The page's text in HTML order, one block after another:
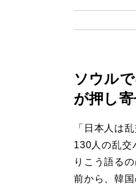
ソウル
が押し
「日本人は
130人の乱交
りこう語る
前から、韓